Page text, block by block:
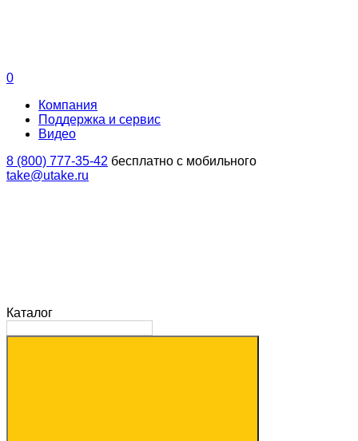
0
Компания
Поддержка и сервис
Видео
8 (800) 777-35-42 бесплатно с мобильного
take@utake.ru
Каталог